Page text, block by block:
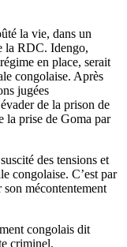
la vie, dans un
la RDC. Idengo,
en place, serait
congolaise. Après
jugées
de la prison de
la prise de Goma par
des tensions et
congolaise. C’est par
mécontentement
congolais dit
criminel.